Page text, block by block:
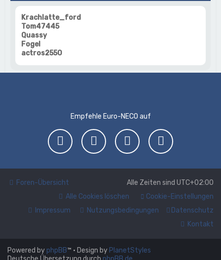
Krachlatte_ford
Tom47445
Quassy
Fogel
actros2550
Empfehle Euro-NECO auf
Foren-Übersicht Alle Zeiten sind UTC+02:00
Cookie-Einstellungen
Alle Cookies löschen
Datenschutz
Nutzungsbedingungen
Impressum
Kontakt
Powered by phpBB™ • Design by PlanetStyles